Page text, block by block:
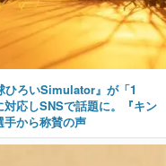
ひろいSimulator』が「1
応しSNSで話題に。『キン
手から称賛の声